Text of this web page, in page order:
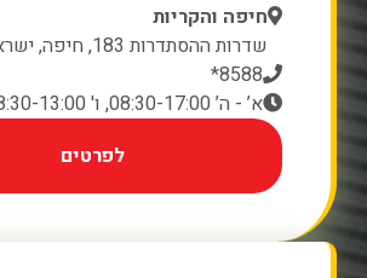
חיפה והקריות
שדרות ההסתדרות 183, חיפה, ישראל
8588*
א’ - ה’ 08:30-17:00, ו' 08:30-13:00
לפרטים